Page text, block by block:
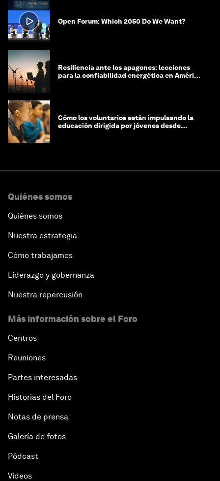
Open Forum: Which 2050 Do We Want?
Resiliencia ante los apagones: lecciones
para la confiabilidad energética en América
Cómo los voluntarios están impulsando la
educación dirigida por jóvenes desde
Quiénes somos
Quiénes somos
Nuestra estrategia
Cómo trabajamos
Liderazgo y gobernanza
Nuestra repercusión
Más información sobre el Foro
Centros
Reuniones
Partes interesadas
Historias del Foro
Notas de prensa
Galería de fotos
Pódcast
Vídeos